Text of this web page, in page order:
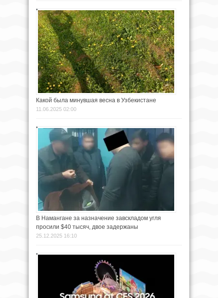
Какой была минувшая весна в Узбекистане
11.06.2025 02:00
В Намангане за назначение завскладом угля
просили $40 тысяч, двое задержаны
25.12.2025 16:10